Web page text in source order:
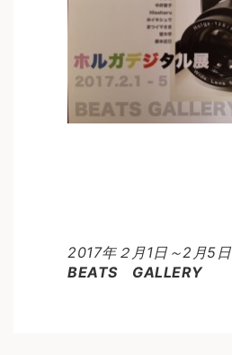
2017年２月1日～2月5日
BEATS GALLERY